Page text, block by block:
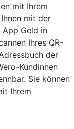
mit Ihrem
mit der
App Geld in
Ihres QR-
der
Kundinnen
Sie können
Ihrem